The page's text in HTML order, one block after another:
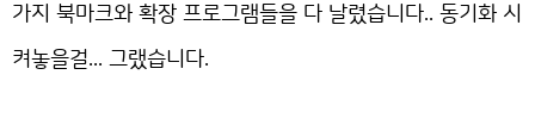
가지 북마크와 확장 프로그램들을 다 날렸습니다.. 동기화 시
켜놓을걸... 그랬습니다.